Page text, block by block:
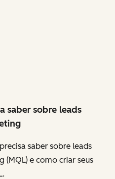
saber sobre leads
saber sobre leads
(MQL) e como criar seus